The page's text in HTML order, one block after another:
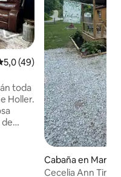
promedio: 5,0 de
5,0 (49)
toda
Holler.
Cabaña en Martin
Cecelia Ann Tiny